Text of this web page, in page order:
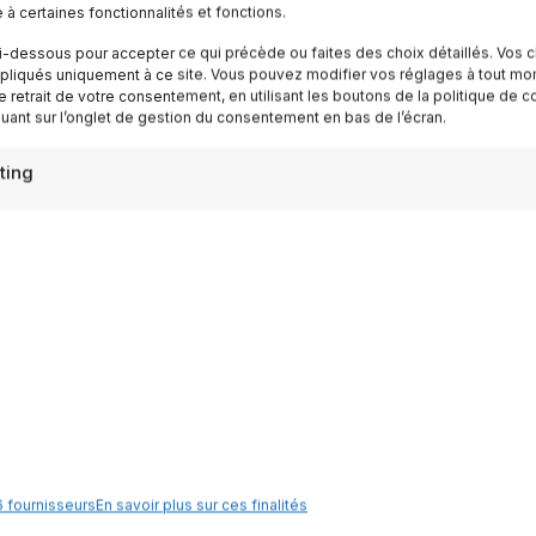
à certaines fonctionnalités et fonctions.
dessous pour accepter ce qui précède ou faites des choix détaillés. Vos
uniquement à ce site. Vous pouvez modifier vos réglages à tout
retrait de votre consentement, en utilisant les boutons de la politique de
sur l’onglet de gestion du consentement en bas de l’écran.
fournisseursEn savoir plus sur ces finalités
ispirazioni settimanali
Iscriviti
Lac de Garde